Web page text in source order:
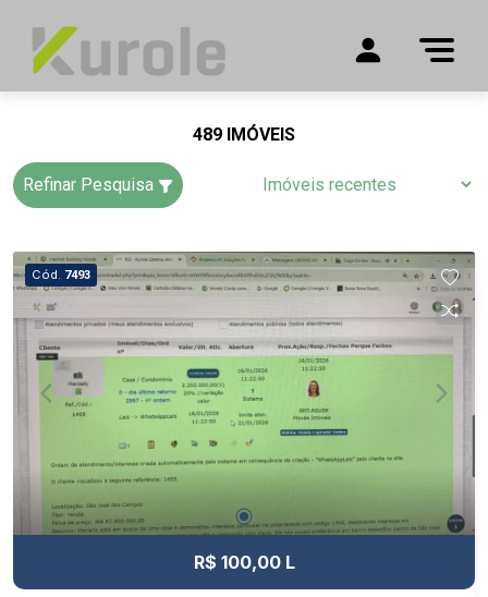
489 IMÓVEIS
Refinar Pesquisa
Cód. 7493
R$ 100,00 L